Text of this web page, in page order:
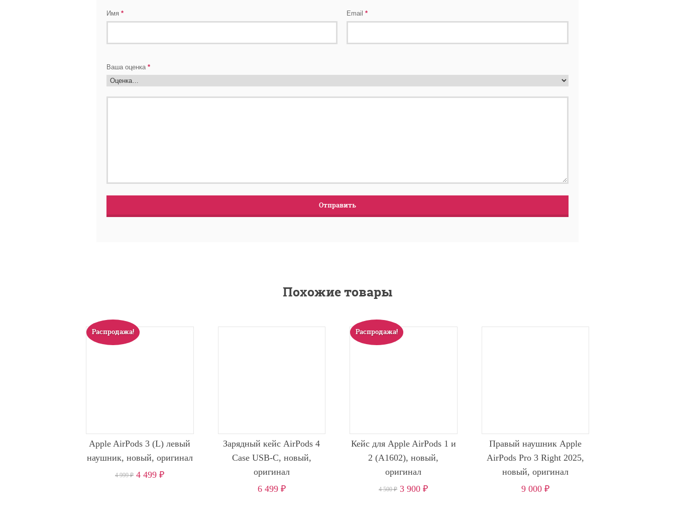
Имя * Email*
Ваша оценка *
Похожие товары
Распродажа!
Apple AirPods 3 (L) левый
наушник, новый, оригинал
4 999₽ 4 499₽
Зарядный кейс AirPods 4
Case USB-C, новый,
оригинал
6 499 ₽
Распродажа!
Кейс для Apple AirPods 1 и
2 (A1602), новый,
оригинал
4 500₽ 3 900₽
Правый наушник Apple
AirPods Pro 3 Right 2025,
новый, оригинал
9 000 ₽